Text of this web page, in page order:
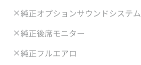
純正オプションサウンドシステム
純正後席モニター
純正フルエアロ